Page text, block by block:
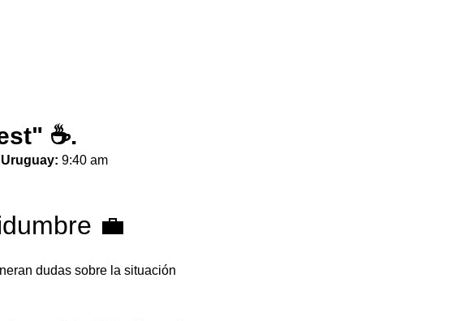
☕.
9:40 am
💼
dudas sobre la situación